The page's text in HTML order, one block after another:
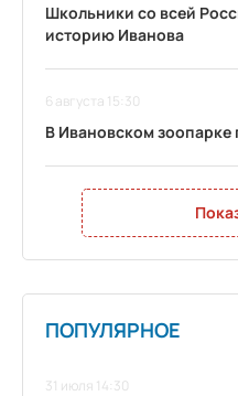
Школьники со всей
историю Иванова
6 августа 15:30
В Ивановском зоопарке
ПОПУЛЯРНОЕ
31 июля 14:30